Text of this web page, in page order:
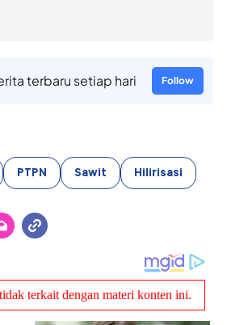
terbaru setiap hari Follow
PTPN Sawit Hilirisasi